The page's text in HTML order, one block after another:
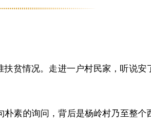
贫情况。走进一户村民家，听说安
素的询问，背后是杨岭村乃至整个